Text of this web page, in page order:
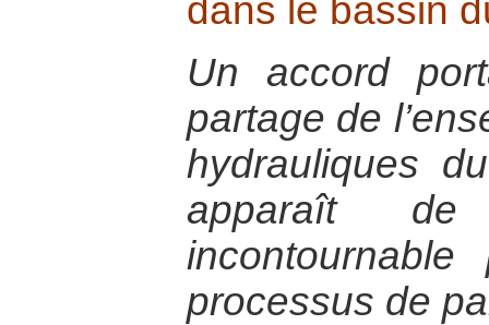
dans le bassin
Un accord
partage de
hydrauliques
apparaît
processus de